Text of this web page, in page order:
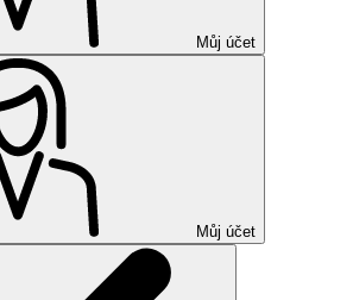
Můj účet
Můj účet